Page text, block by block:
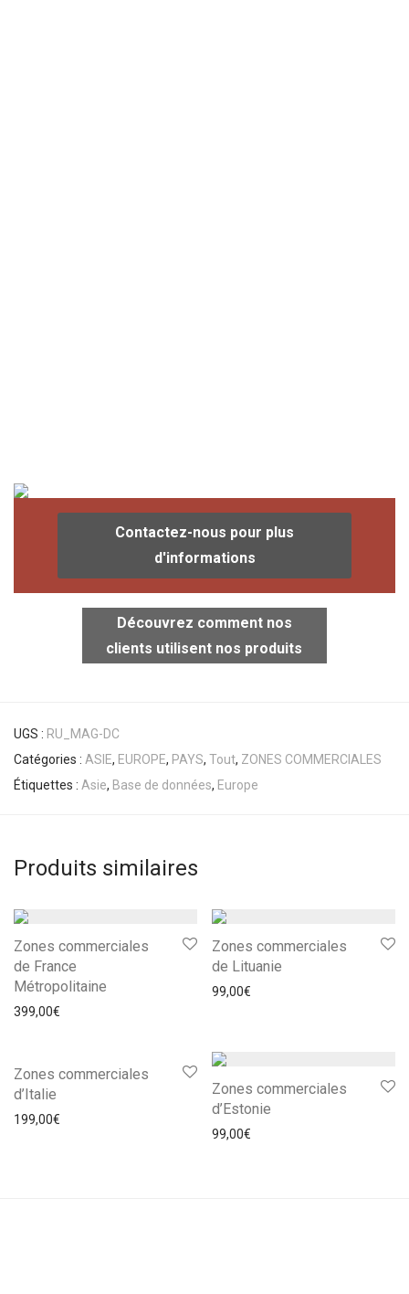
Contactez-nous pour plus
d'informations
Découvrez comment nos
clients utilisent nos produits
UGS : RU_MAG-DC
Catégories : ASIE, EUROPE, PAYS, Tout, ZONES COMMERCIALES
Étiquettes : Asie, Base de données, Europe
Produits similaires
Zones commerciales
de France
Métropolitaine
399,00€
Zones commerciales
de Lituanie
99,00€
Zones commerciales
d’Italie
199,00€
Zones commerciales
d’Estonie
99,00€